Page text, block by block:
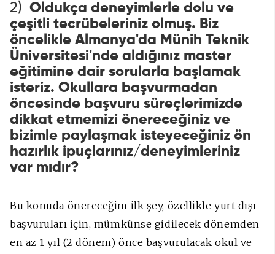
2) Oldukça deneyimlerle dolu ve
çeşitli tecrübeleriniz olmuş. Biz
öncelikle Almanya'da Münih Teknik
Üniversitesi'nde aldığınız master
eğitimine dair sorularla başlamak
isteriz. Okullara başvurmadan
öncesinde başvuru süreçlerimizde
dikkat etmemizi önereceğiniz ve
bizimle paylaşmak isteyeceğiniz ön
hazırlık ipuçlarınız/deneyimleriniz
var mıdır?
Bu konuda önereceğim ilk şey, özellikle yurt dışı
başvuruları için, mümkünse gidilecek dönemden
en az 1 yıl (2 dönem) önce başvurulacak okul ve